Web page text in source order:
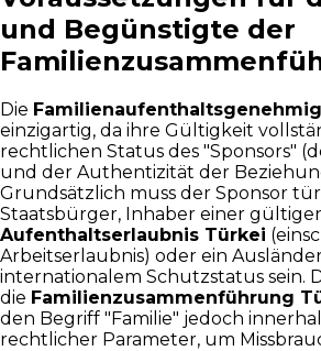
und Begünstigte der
Die
einzigartig, da ihre Gültigkeit
rechtlichen Status des "Sponsors"
und der Authentizität der
Grundsätzlich muss der Sponsor
Staatsbürger, Inhaber einer
Aufenthaltserlaubnis Türkei
Arbeitserlaubnis) oder ein
internationalem Schutzstatus sein.
die Familienzusammenführung
den Begriff "Familie" jedoch
rechtlicher Parameter, um